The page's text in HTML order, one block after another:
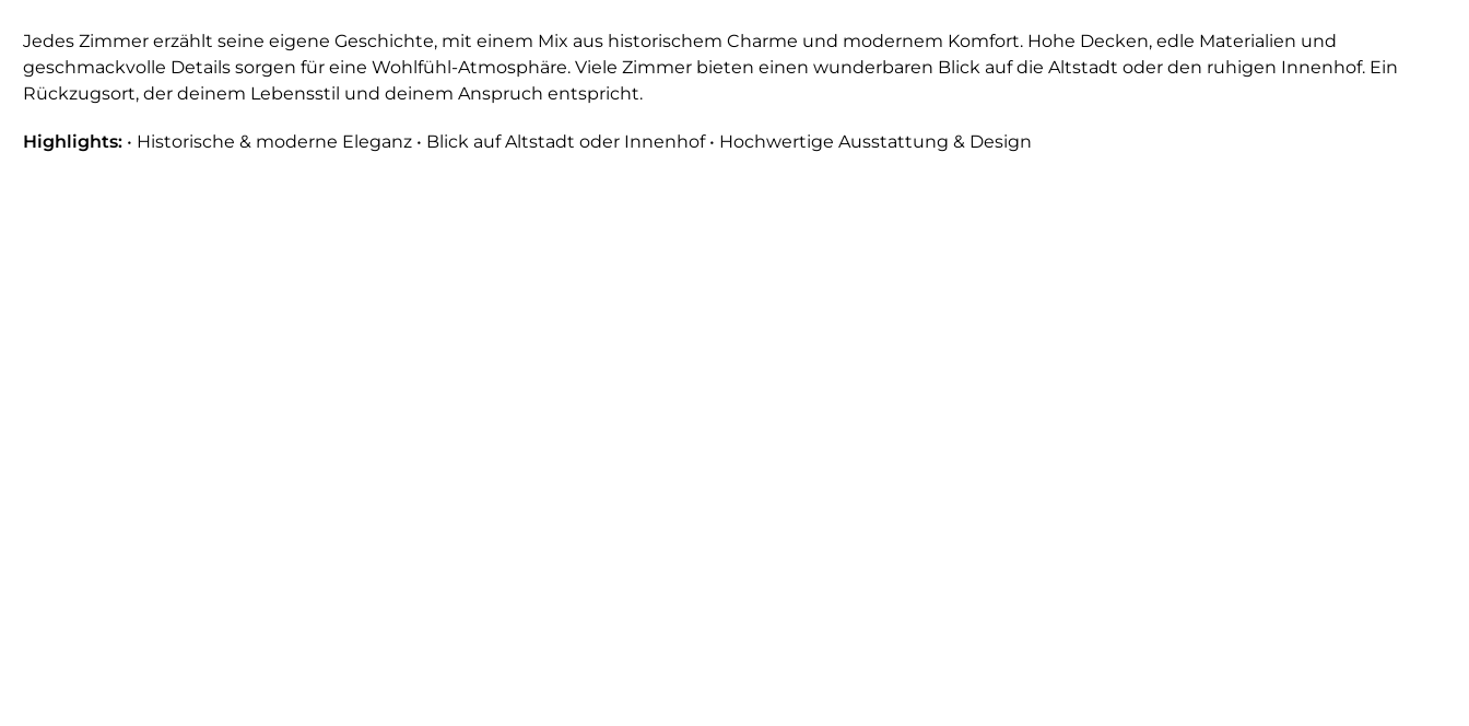
Jedes Zimmer erzählt seine eigene Geschichte, mit einem Mix aus historischem Charme und modernem Komfort. Hohe Decken, edle Materialien und
geschmackvolle Details sorgen für eine Wohlfühl-Atmosphäre. Viele Zimmer bieten einen wunderbaren Blick auf die Altstadt oder den ruhigen Innenhof. Ein
Rückzugsort, der deinem Lebensstil und deinem Anspruch entspricht.
Highlights: • Historische & moderne Eleganz • Blick auf Altstadt oder Innenhof • Hochwertige Ausstattung & Design